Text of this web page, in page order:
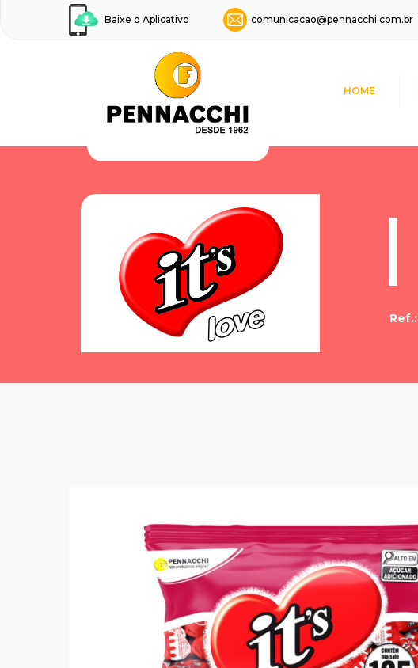
Baixe o Aplicativo comunicacao@pennacchi.com.br
HOME
Ref.: